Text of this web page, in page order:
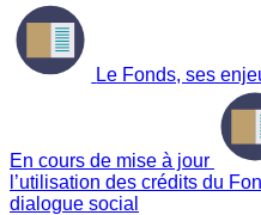
Le Fonds, ses
En cours de mise à jour
l’utilisation des crédits du
dialogue social